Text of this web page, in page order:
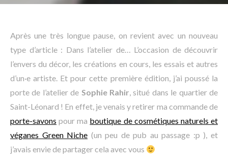
Après une très longue pause, on revient avec un nouveau
type d’article : Dans l’atelier de… L’occasion de découvrir
l’envers du décor, les créations en cours, les essais et autres
d’un·e artiste. Et pour cette première édition, j’ai poussé la
porte de l’atelier de Sophie Rahir, situé dans le quartier de
Saint-Léonard ! En effet, je venais y retirer ma commande de
porte-savons pour ma boutique de cosmétiques naturels et
véganes Green Niche (un peu de pub au passage :p ), et
j’avais envie de partager cela avec vous